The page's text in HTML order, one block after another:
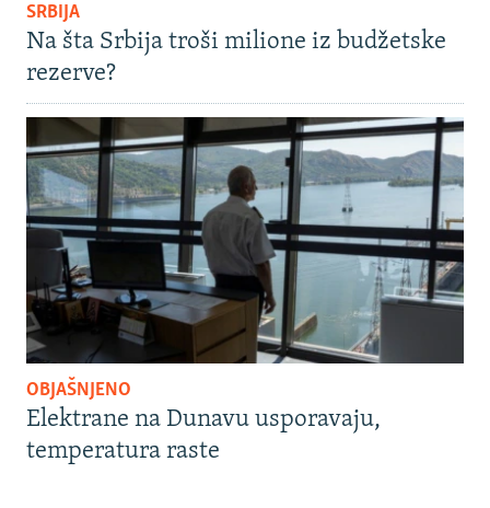
SRBIJA
Na šta Srbija troši milione iz budžetske
rezerve?
OBJAŠNJENO
Elektrane na Dunavu usporavaju,
temperatura raste